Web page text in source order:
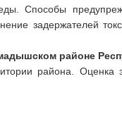
Способы
задержателей
районе
района.